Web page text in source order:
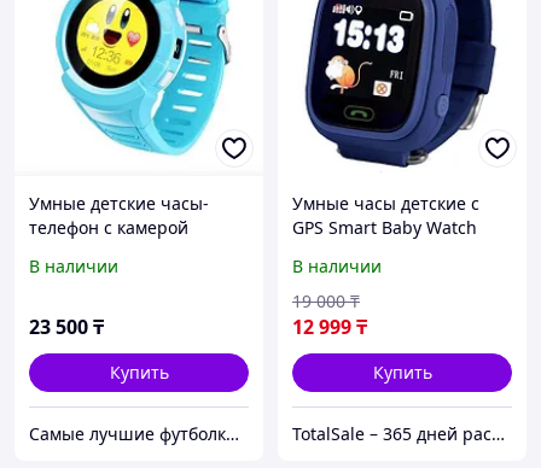
Умные детские часы-
телефон с камерой
c GPS-приемником
В наличии
23 500₸
Купить
Самые лучшие футболки на планете продаются тут.
Умные часы детские с
GPS Smart Baby Watch
В наличии
12 999₸
19 000 ₸
Купить
TotalSale – 365 дней распродажи